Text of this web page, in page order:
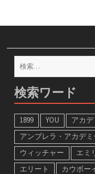
検
索:
検索ワード
1899 YOU アカ
アンブレラ・アカデミ
ウィッチャー
エミ
エリート
カウボー